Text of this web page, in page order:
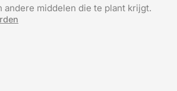
andere middelen die te plant krijgt.